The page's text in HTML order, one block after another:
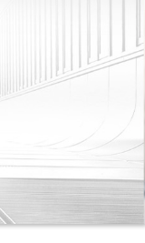
Previous